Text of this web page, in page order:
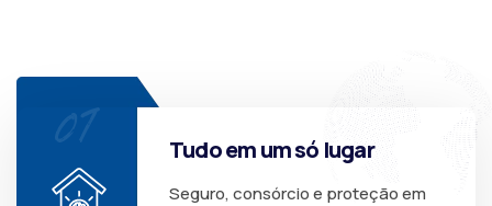
Tudo em um só lugar
Seguro, consórcio e proteção em